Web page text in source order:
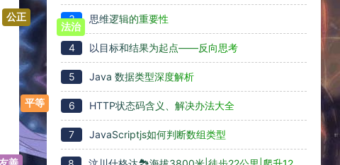
3 思维逻辑的重要性
4 以目标和结果为起点——反向思考
5 Java 数据类型深度解析
6 HTTP状态码含义、解决办法大全
7 JavaScriptjs如何判断数组类型
法治